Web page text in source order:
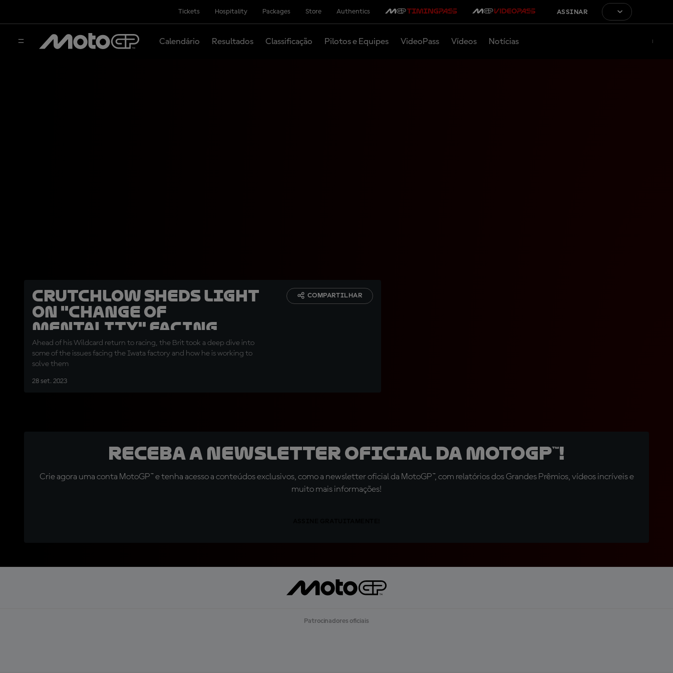
Tickets Hospitality Packages Store Authentics ASSINAR
Calendário Resultados Classificação Pilotos e Equipes VideoPass Vídeos Notícias
Crutchlow sheds light
on "change of
mentality" facing
Yamaha
Ahead of his Wildcard return to racing, the Brit took a deep dive into
some of the issues facing the Iwata factory and how he is working to
solve them
28 set. 2023
COMPARTILHAR
Receba a newsletter oficial da MotoGP™!
Crie agora uma conta MotoGP™ e tenha acesso a conteúdos exclusivos, como a newsletter oficial da MotoGP™, com relatórios dos Grandes Prêmios, vídeos incríveis e
muito mais informações!
Patrocinadores oficiais